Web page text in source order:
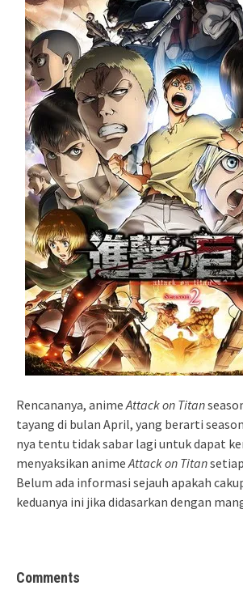
Rencananya, animeAttack on Titan
tayang di bulan April, yang berarti
nya tentu tidak sabar lagi untuk dapat
menyaksikan animeAttack on Titan
Belum ada informasi sejauh apakah
keduanya ini jika didasarkan dengan
Comments